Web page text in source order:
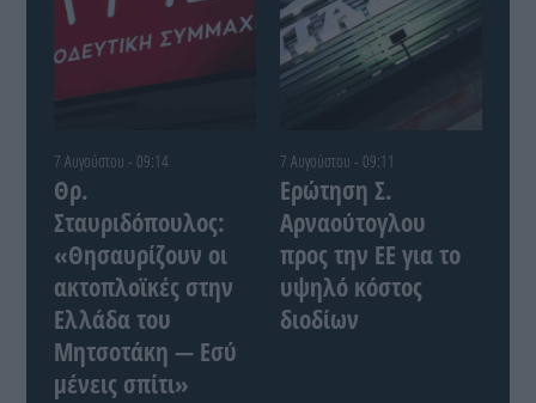
7 Αυγούστου - 09:14
Θρ.
Σταυριδόπουλος:
«Θησαυρίζουν οι
ακτοπλοϊκές στην
Ελλάδα του
Μητσοτάκη — Εσύ
μένεις σπίτι»
7 Αυγούστου - 09:11
Ερώτηση Σ.
Αρναούτογλου
προς την ΕΕ για το
υψηλό κόστος
διοδίων